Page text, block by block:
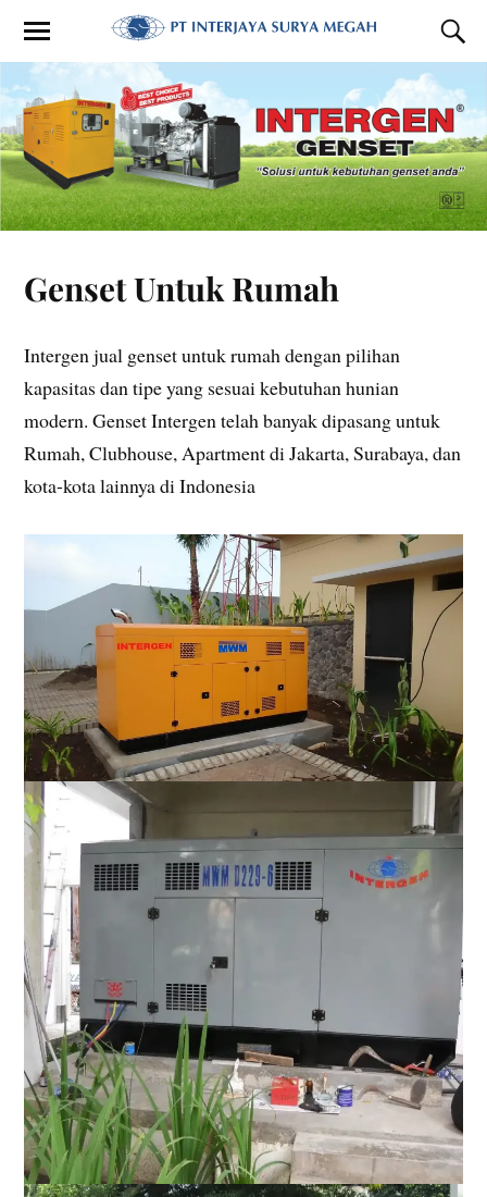
Genset Untuk Rumah
Intergen jual genset untuk rumah dengan pilihan
kapasitas dan tipe yang sesuai kebutuhan hunian
modern. Genset Intergen telah banyak dipasang untuk
Rumah, Clubhouse, Apartment di Jakarta, Surabaya, dan
kota-kota lainnya di Indonesia